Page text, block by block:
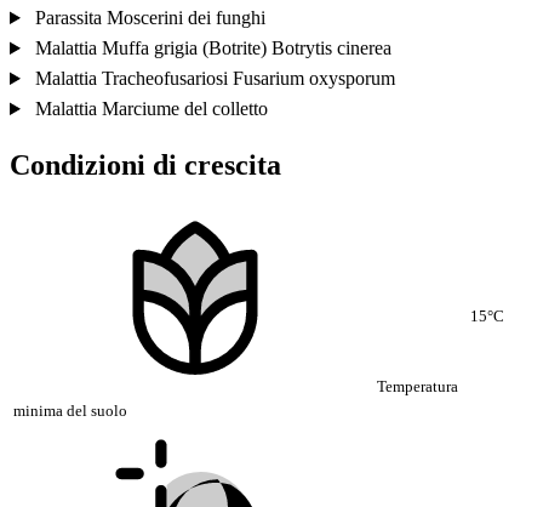
Parassita Moscerini dei funghi
Malattia Muffa grigia (Botrite) Botrytis cinerea
Malattia Tracheofusariosi Fusarium oxysporum
Malattia Marciume del colletto
Condizioni di crescita
Temperatura
minima del suolo
15°C